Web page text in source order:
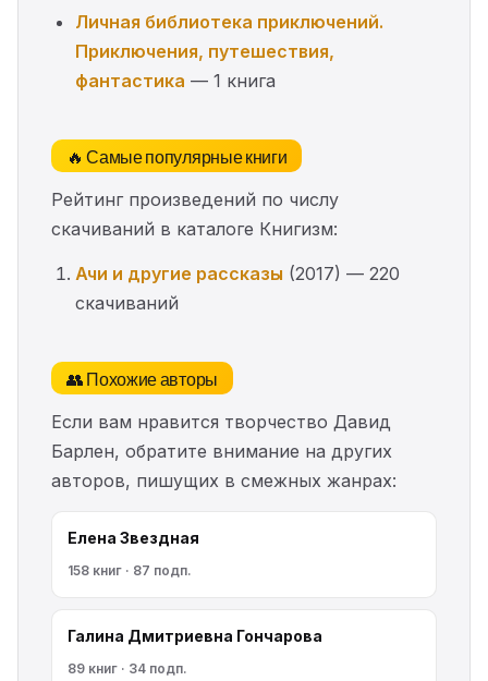
Личная библиотека приключений.
Приключения, путешествия,
фантастика — 1 книга
🔥 Самые популярные книги
Рейтинг произведений по числу
скачиваний в каталоге Книгизм:
Ачи и другие рассказы (2017) — 220
скачиваний
👥 Похожие авторы
Если вам нравится творчество Давид
Барлен, обратите внимание на других
авторов, пишущих в смежных жанрах:
Елена Звездная
158 книг · 87 подп.
Галина Дмитриевна Гончарова
89 книг · 34 подп.